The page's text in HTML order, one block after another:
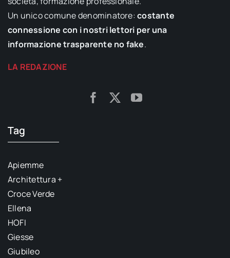
Un unico comune denominatore:costante
connessione con i nostri lettori per una
informazione trasparente no fake.
LA REDAZIONE
Tag
Apiemme
Architettura +
Croce Verde
Ellena
HOFI
Giesse
Giubileo